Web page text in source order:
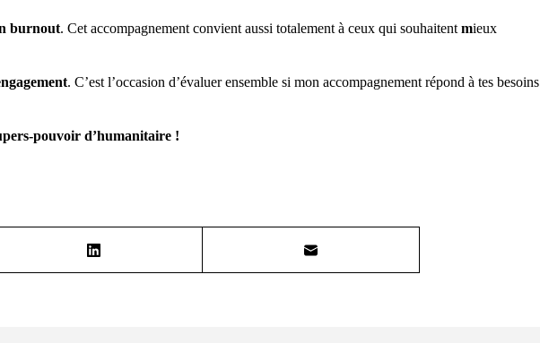
burnout. Cet accompagnement convient aussi totalement à ceux qui souhaitent mieux
. C’est l’occasion d’évaluer ensemble si mon accompagnement répond à tes besoins
pouvoir d’humanitaire !